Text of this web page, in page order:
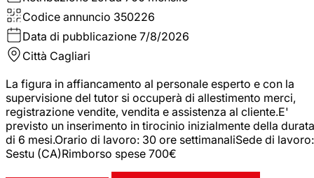
Codice annuncio 350226
Data di pubblicazione 7/8/2026
Città Cagliari
La figura in affiancamento al personale esperto e con la
supervisione del tutor si occuperà di allestimento merci,
registrazione vendite, vendita e assistenza al cliente.E'
previsto un inserimento in tirocinio inizialmente della durata
di 6 mesi.Orario di lavoro: 30 ore settimanaliSede di lavoro:
Sestu (CA)Rimborso spese 700€